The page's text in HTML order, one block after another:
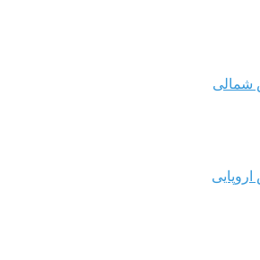
شمالی